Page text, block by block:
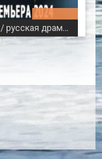
00:46:42
Святая эскортница 3 / русская драма 2024